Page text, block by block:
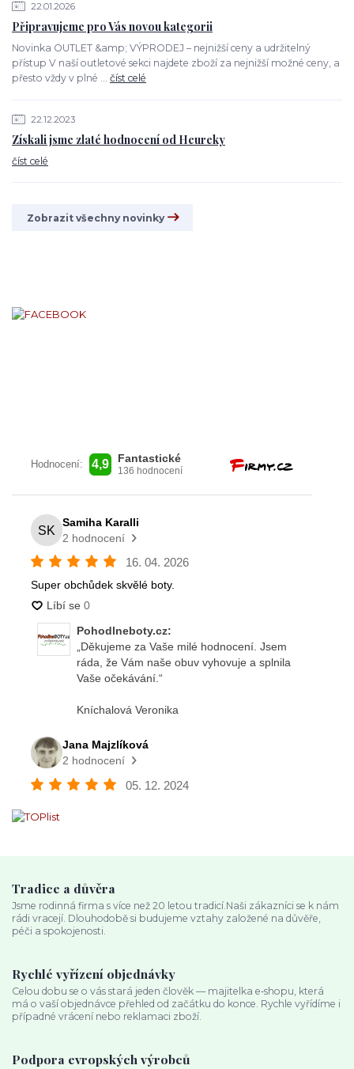
22.01.2026
Připravujeme pro Vás novou kategorii
Novinka OUTLET &amp; VÝPRODEJ – nejnižší ceny a udržitelný
přístup V naší outletové sekci najdete zboží za nejnižší možné ceny, a
přesto vždy v plné ... číst celé
22.12.2023
Získali jsme zlaté hodnocení od Heureky
číst celé
Zobrazit všechny novinky
Tradice a důvěra
Jsme rodinná firma s více než 20 letou tradicí.Naši zákazníci se k nám
rádi vracejí. Dlouhodobě si budujeme vztahy založené na důvěře,
péči a spokojenosti.
Rychlé vyřízení objednávky
Celou dobu se o vás stará jeden člověk — majitelka e‑shopu, která
má o vaší objednávce přehled od začátku do konce. Rychle vyřídíme i
případné vrácení nebo reklamaci zboží.
Podpora evropských výrobců